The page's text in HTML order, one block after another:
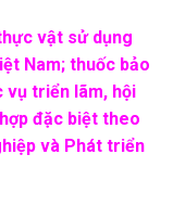
vật sử dụng
Nam; thuốc bảo
vụ triển lãm, hội
đặc biệt theo
và Phát triển